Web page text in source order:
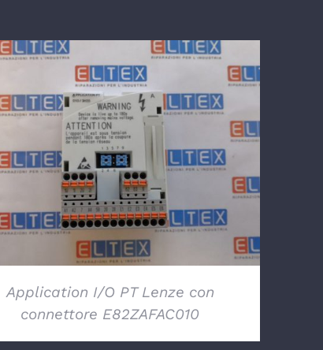
DETTAGLI
Application I/O PT Lenze con
connettore E82ZAFAC010